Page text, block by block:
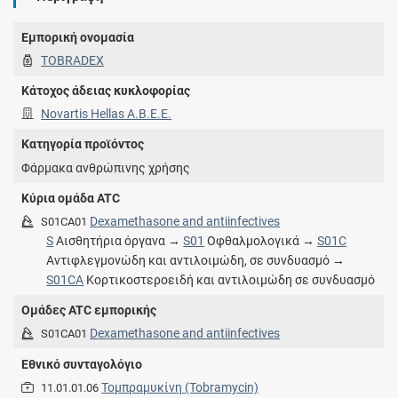
Εμπορική ονομασία
TOBRADEX
Κάτοχος άδειας κυκλοφορίας
Novartis Hellas A.Β.Ε.Ε.
Κατηγορία προϊόντος
Φάρμακα ανθρώπινης χρήσης
Κύρια ομάδα ATC
S01CA01 Dexamethasone and antiinfectives
SΑισθητήρια όργανα →S01 Οφθαλμολογικά →S01C
Αντιφλεγμονώδη και αντιλοιμώδη, σε συνδυασμό →
S01CA Κορτικοστεροειδή και αντιλοιμώδη σε συνδυασμό
Ομάδες ATC εμπορικής
S01CA01 Dexamethasone and antiinfectives
Εθνικό συνταγολόγιο
11.01.01.06 Τομπραμυκίνη (Tobramycin)